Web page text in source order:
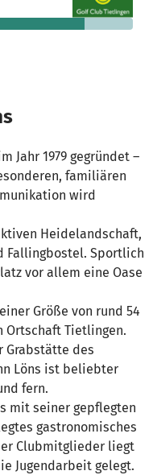
Jahr 1979 gegründet –
familiären
wird
Heidelandschaft,
Fallingbostel. Sportlich
vor allem eine Oase
Größe von rund 54
Ortschaft Tietlingen.
Grabstätte des
Löns ist beliebter
fern.
mit seiner gepflegten
gastronomisches
Clubmitglieder liegt
Jugendarbeit gelegt.